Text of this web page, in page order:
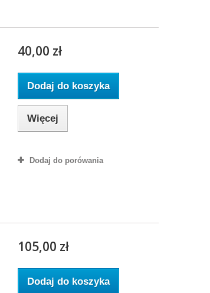
40,00 zł
Dodaj do koszyka
Więcej
Dodaj do porówania
105,00 zł
Dodaj do koszyka